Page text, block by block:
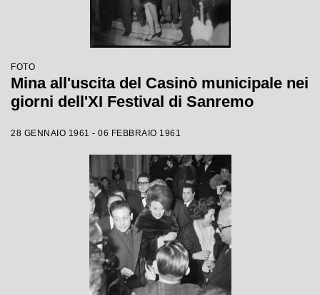
FOTO
Mina all'uscita del Casinò municipale nei
giorni dell'XI Festival di Sanremo
28 GENNAIO 1961 - 06 FEBBRAIO 1961